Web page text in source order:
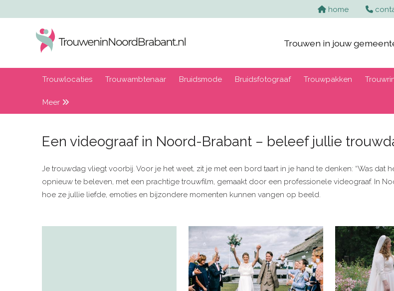
home
Trouwen in jouw
Trouwlocaties Trouwambtenaar Bruidsmode Bruidsfotograaf Trouwpakken
Meer
Een videograaf in Noord-Brabant – beleef jullie
Je trouwdag vliegt voorbij. Voor je het weet, zit je met een bord taart in je hand te denken: “Was dat
opnieuw te beleven, met een prachtige trouwfilm, gemaakt door een professionele videograaf. In
hoe ze jullie liefde, emoties en bijzondere momenten kunnen vangen op beeld.